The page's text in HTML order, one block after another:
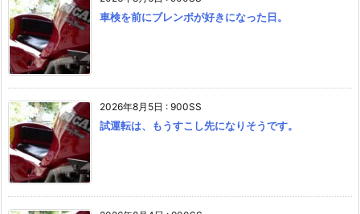
車検を前にブレンボが好きになった日。
2026年8月5日 : 900SS
試運転は、もうすこし先になりそうです。